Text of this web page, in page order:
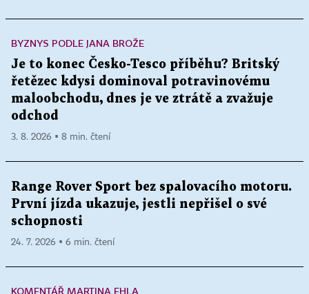
BYZNYS PODLE JANA BROŽE
Je to konec Česko-Tesco příběhu? Britský
řetězec kdysi dominoval potravinovému
maloobchodu, dnes je ve ztrátě a zvažuje
odchod
3. 8. 2026 ▪ 8 min. čtení
Range Rover Sport bez spalovacího motoru.
První jízda ukazuje, jestli nepřišel o své
schopnosti
24. 7. 2026 ▪ 6 min. čtení
KOMENTÁŘ MARTINA EHLA